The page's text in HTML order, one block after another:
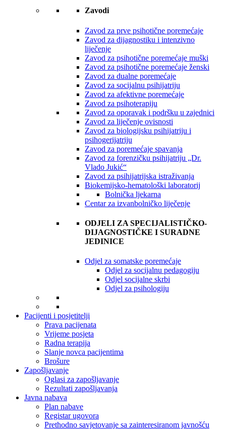
Zavodi
Zavod za prve psihotične poremećaje
Zavod za dijagnostiku i intenzivno
liječenje
Zavod za psihotične poremećaje muški
Zavod za psihotične poremećaje ženski
Zavod za dualne poremećaje
Zavod za socijalnu psihijatriju
Zavod za afektivne poremećaje
Zavod za psihoterapiju
Zavod za oporavak i podršku u zajednici
Zavod za liječenje ovisnosti
Zavod za biologijsku psihijatriju i
psihogerijatriju
Zavod za poremećaje spavanja
Zavod za forenzičku psihijatriju „Dr.
Vlado Jukić“
Zavod za psihijatrijska istraživanja
Biokemijsko-hematološki laboratorij
Bolnička ljekarna
Centar za izvanbolničko liječenje
ODJELI ZA SPECIJALISTIČKO-
DIJAGNOSTIČKE I SURADNE
JEDINICE
Odjel za somatske poremećaje
Odjel za socijalnu pedagogiju
Odjel socijalne skrbi
Odjel za psihologiju
Pacijenti i posjetitelji
Prava pacijenata
Vrijeme posjeta
Radna terapija
Slanje novca pacijentima
Brošure
Zapošljavanje
Oglasi za zapošljavanje
Rezultati zapošljavanja
Javna nabava
Plan nabave
Registar ugovora
Prethodno savjetovanje sa zainteresiranom javnošću